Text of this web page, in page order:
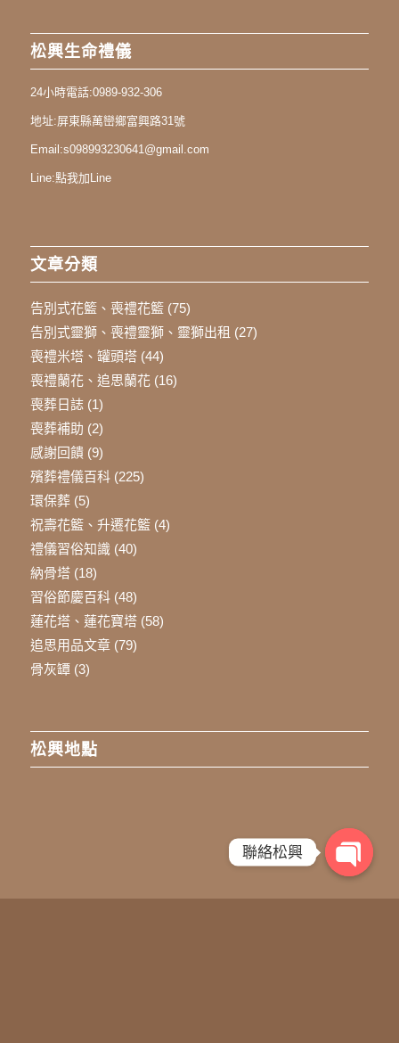
松興生命禮儀
24小時電話:0989-932-306
地址:屏東縣萬巒鄉富興路31號
Email:s098993230641@gmail.com
Line:點我加Line
文章分類
告別式花籃、喪禮花籃(75)
告別式靈獅、喪禮靈獅、靈獅出租 (27)
喪禮米塔、罐頭塔(44)
喪禮蘭花、追思蘭花(16)
喪葬日誌(1)
喪葬補助 (2)
感謝回饋(9)
殯葬禮儀百科(225)
環保葬(5)
祝壽花籃、升遷花籃(4)
禮儀習俗知識(40)
納骨塔(18)
習俗節慶百科(48)
蓮花塔、蓮花寶塔(58)
追思用品文章(79)
骨灰罈(3)
松興地點
聯絡松興
Open
chaty